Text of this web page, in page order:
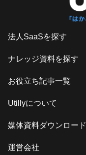
法人SaaSを探す
ナレッジ資料を探す
お役立ち記事一覧
Utillyについて
媒体資料ダウンロード
運営会社